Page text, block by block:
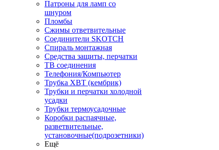
Патроны для ламп со
шнуром
Пломбы
Сжимы ответвительные
Соединители SKOTCH
Спираль монтажная
Средства защиты, перчатки
ТВ соединения
Телефония/Компьютер
Трубка ХВТ (кембрик)
Трубки и перчатки холодной
усадки
Трубки термоусадочные
Коробки распаячные,
разветвительные,
установочные(подрозетники)
Ещё